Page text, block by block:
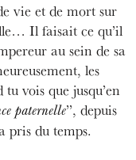
vie et de mort sur
Il faisait ce qu’il
au sein de sa
les
vois que jusqu’en
paternelle”, depuis
pris du temps.